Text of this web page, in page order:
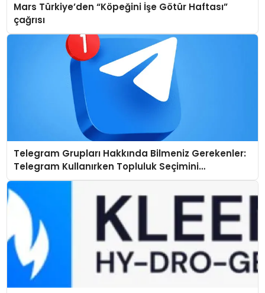
Mars Türkiye’den “Köpeğini İşe Götür Haftası”
çağrısı
Telegram Grupları Hakkında Bilmeniz Gerekenler:
Telegram Kullanırken Topluluk Seçimini
Kolaylaştırın